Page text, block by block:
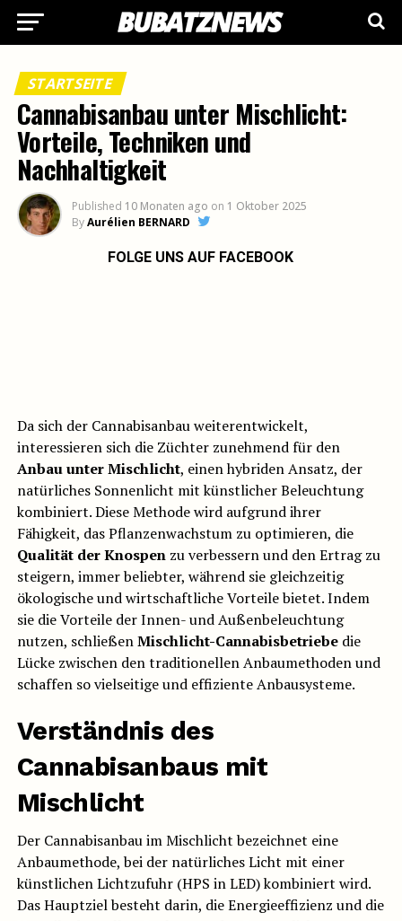
STARTSEITE
Cannabisanbau unter Mischlicht:
Vorteile, Techniken und
Nachhaltigkeit
Published 10 Monaten ago on 1 Oktober 2025
ByAurélien BERNARD
FOLGE UNS AUF FACEBOOK
Da sich der Cannabisanbau weiterentwickelt,
interessieren sich die Züchter zunehmend für den
Anbau unter Mischlicht, einen hybriden Ansatz, der
natürliches Sonnenlicht mit künstlicher Beleuchtung
kombiniert. Diese Methode wird aufgrund ihrer
Fähigkeit, das Pflanzenwachstum zu optimieren, die
Qualität der Knospenzu verbessern und den Ertrag zu
steigern, immer beliebter, während sie gleichzeitig
ökologische und wirtschaftliche Vorteile bietet. Indem
sie die Vorteile der Innen- und Außenbeleuchtung
nutzen, schließenMischlicht-Cannabisbetriebedie
Lücke zwischen den traditionellen Anbaumethoden und
schaffen so vielseitige und effiziente Anbausysteme.
Verständnis des
Cannabisanbaus mit
Mischlicht
Der Cannabisanbau im Mischlicht bezeichnet eine
Anbaumethode, bei der natürliches Licht mit einer
künstlichen Lichtzufuhr (HPS in LED) kombiniert wird.
Das Hauptziel besteht darin, die Energieeffizienz und die